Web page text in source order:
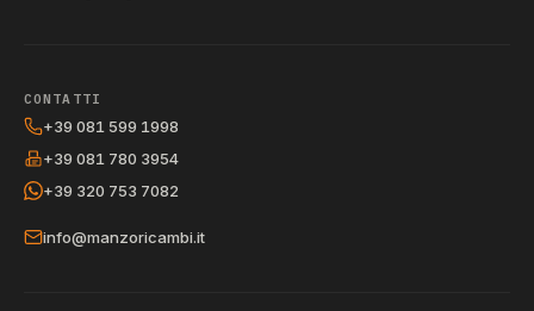
CONTATTI
+39 081 599 1998
+39 081 780 3954
+39 320 753 7082
info@manzoricambi.it